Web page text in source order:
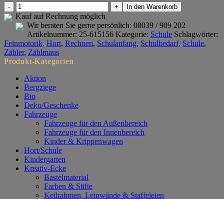
Zählmaus
Menge
In den Warenkorb
Kauf auf Rechnung möglich
Wir beraten Sie gerne persönlich: 08039 / 909 202
Artikelnummer: 25-615156 Kategorie: Schule Schlagwörter:
Feinmotorik, Hort, Rechnen, Schulanfang, Schulbedarf, Schule,
Zähler, Zählmaus
Produkt-Kategorien
Aktion
Bergziege
Bio
Deko/Geschenke
Fahrzeuge
Fahrzeuge für den Außenbereich
Fahrzeuge für den Innenbereich
Kinder & Krippenwagen
Hort/Schule
Kindergarten
Kreativ-Ecke
Bastelmaterial
Farben & Stifte
Keilrahmen, Leinwände & Staffeleien